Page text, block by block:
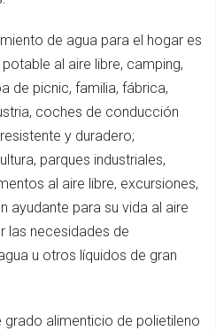
de agua para el hogar es
al aire libre, camping,
de picnic, familia, fábrica,
coches de conducción
y duradero;
parques industriales,
al aire libre, excursiones,
ayudante para su vida al aire
las necesidades de
u otros líquidos de gran
grado alimenticio de polietileno